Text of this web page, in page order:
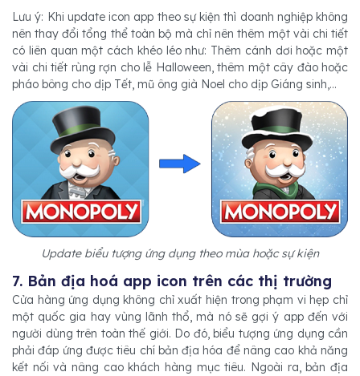
Lưu ý: Khi update icon app theo sự kiện thì doanh nghiệp không
nên thay đổi tổng thể toàn bộ mà chỉ nên thêm một vài chi tiết
có liên quan một cách khéo léo như: Thêm cánh dơi hoặc một
vài chi tiết rùng rợn cho lễ Halloween, thêm một cây đào hoặc
pháo bông cho dịp Tết, mũ ông già Noel cho dịp Giáng sinh,...
Update biểu tượng ứng dụng theo mùa hoặc sự kiện
7. Bản địa hoá app icon trên các thị trường
Cửa hàng ứng dụng không chỉ xuất hiện trong phạm vi hẹp chỉ
một quốc gia hay vùng lãnh thổ, mà nó sẽ gợi ý app đến với
người dùng trên toàn thế giới. Do đó, biểu tượng ứng dụng cần
phải đáp ứng được tiêu chí bản địa hóa để nâng cao khả năng
kết nối và nâng cao khách hàng mục tiêu. Ngoài ra, bản địa